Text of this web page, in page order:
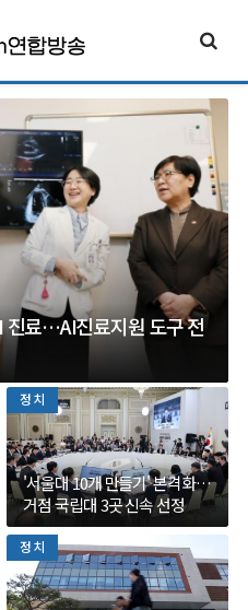
진료…AI진료지원 도구 전
정치
'서울대 10개 만들기' 본격화…
거점 국립대 3곳 신속 선정
정치